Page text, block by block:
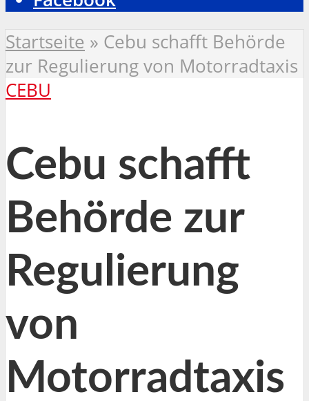
Startseite » Cebu schafft Behörde
zur Regulierung von Motorradtaxis
CEBU
Cebu schafft
Behörde zur
Regulierung
von
Motorradtaxis